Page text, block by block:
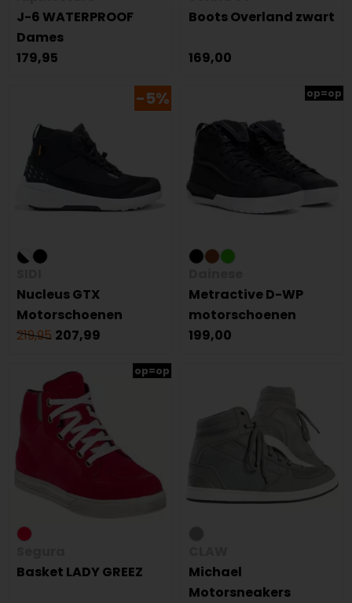
J-6 WATERPROOF
Dames
179,95
Boots Overland zwart
169,00
-5%
Nucleus GTX
Motorschoenen
219,95 207,99
op=op
Metractive D-WP
motorschoenen
199,00
op=op
Basket LADY GREEZ
Michael
Motorsneakers